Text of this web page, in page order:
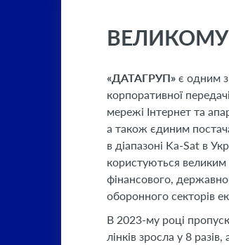
ВЕЛИКОМУ
«ДАТАГРУП» є одним з
корпоративної
мережі Інтернет та
а також єдиним
в діапазоні Ka-Sat в
користуються великим
фінансового,
оборонного секторів
В 2023-му році
лінків зросла у 8